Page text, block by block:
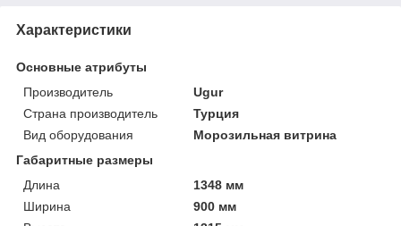
Характеристики
Основные атрибуты
Производитель
Ugur
Страна производитель
Турция
Вид оборудования
Морозильная витрина
Габаритные размеры
Длина
1348 мм
Ширина
900 мм